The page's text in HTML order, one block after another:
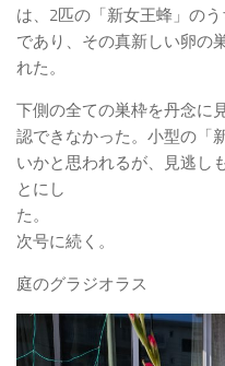
は、2匹の「新女王蜂」の
であり、その真新しい卵の
れた。
下側の全ての巣枠を丹念に
認できなかった。小型の「
いかと思われるが、見逃し
とにし
次号に続く。
庭のグラジオラス